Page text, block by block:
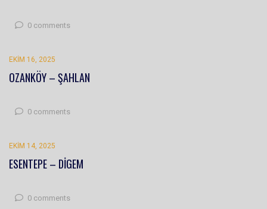
0 comments
EKIM 16, 2025
OZANKÖY – ŞAHLAN
0 comments
EKIM 14, 2025
ESENTEPE – DİGEM
0 comments